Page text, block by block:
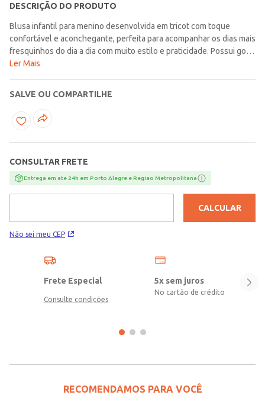
DESCRIÇÃO DO PRODUTO
Blusa infantil para menino desenvolvida em tricot com toque
confortável e aconchegante, perfeita para acompanhar os dias mais
fresquinhos do dia a dia com muito estilo e praticidade. Possui gola
redonda, mangas longas e acabamentos em pontos canelados que
na parte frontal, trazendo um visual moderno e cheio de
personalidade para a peça. Uma opção confortável e estilosa, ideal
para complementar os looks infantis com muito charme e
Ler Mais
SALVE OU COMPARTILHE
CONSULTAR FRETE
Entrega em ate 24h em Porto Alegre e Regiao Metropolitana
Não sei meu CEP
CALCULAR
Frete Especial
Consulte condições
5x sem juros
No cartão de crédito
RECOMENDAMOS PARA VOCÊ